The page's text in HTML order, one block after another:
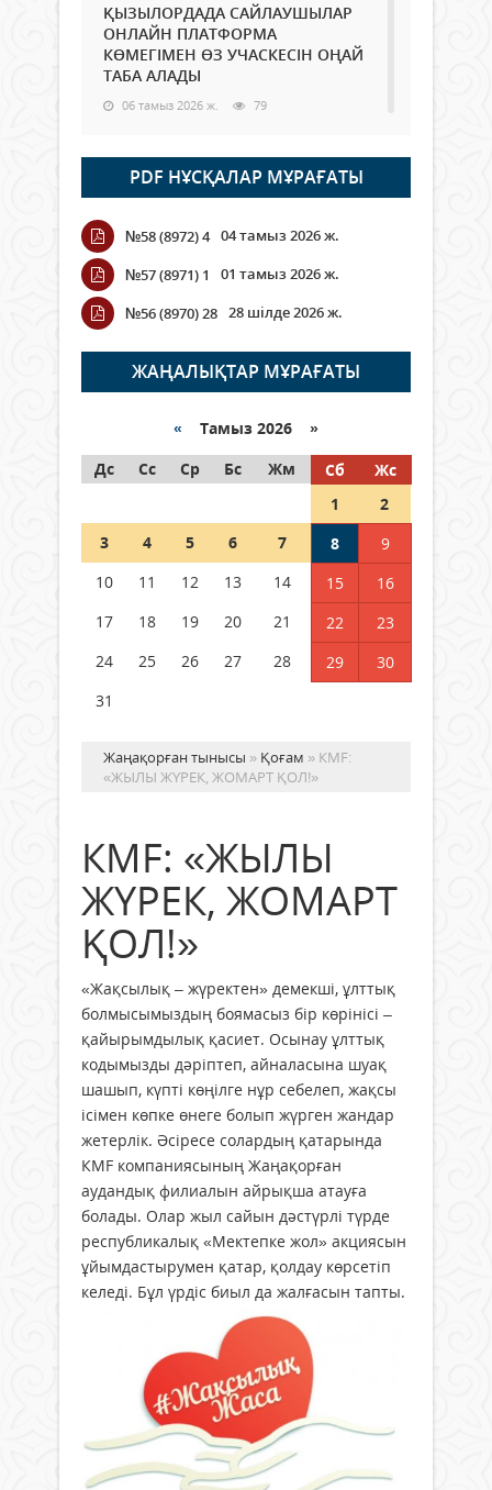
ҚЫЗЫЛОРДАДА САЙЛАУШЫЛАР
ОНЛАЙН ПЛАТФОРМА
КӨМЕГІМЕН ӨЗ УЧАСКЕСІН ОҢАЙ
ТАБА АЛАДЫ
06 тамыз 2026 ж. 79
Open Air: Қызылорда облысы
полиция департаменті 20
мыңнан астам көрерменнің
қауіпсіздігін қамтамасыз етті
06 тамыз 2026 ж.
Wi-Fi ҚАБЫРҒА АРҚЫЛЫ ҚАЛАЙ
ӨТЕДІ?
06 тамыз 2026 ж. 256
граждане Казахстана,
05 тамыз 2026 ж. 137
Шетелде жүрген Қазақстан
азаматтары қалай дауыс бере
PDF НҰСҚАЛАР МҰРАҒАТЫ
№58 (8972) 4 04 тамыз 2026 ж.
№57 (8971) 1
01 тамыз 2026 ж.
№56 (8970) 28 28 шілде 2026 ж.
ЖАҢАЛЫҚТАР МҰРАҒАТЫ
« Тамыз 2026 »
Дс
Сс Ср Бс Жм Сб
Жс
1
2
3
4 5 6 7 8
9
10
11 12 13 14 15
16
17
18 19 20 21 22
23
24
25 26 27 28 29
30
31
Жаңақорған тынысы » Қоғам » КМF:
«ЖЫЛЫ ЖҮРЕК, ЖОМАРТ ҚОЛ!»
КМF: «ЖЫЛЫ
ЖҮРЕК, ЖОМАРТ
ҚОЛ!»
«Жақсылық – жүректен» демекші, ұлттық
болмысымыздың боямасыз бір көрінісі –
қайырымдылық қасиет. Осынау ұлттық
кодымызды дәріптеп, айналасына шуақ
шашып, күпті көңілге нұр себелеп, жақсы
ісімен көпке өнеге болып жүрген жандар
жетерлік. Әсіресе солардың қатарында
КМF компаниясының Жаңақорған
аудандық филиалын айрықша атауға
болады. Олар жыл сайын дәстүрлі түрде
республикалық «Мектепке жол» акциясын
ұйымдастырумен қатар, қолдау көрсетіп
келеді. Бұл үрдіс биыл да жалғасын тапты.